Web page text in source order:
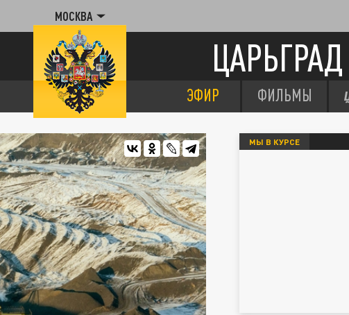
МОСКВА
ЦАРЬГРАД
ЭФИР ФИЛЬМЫ
МЫ В КУРСЕ